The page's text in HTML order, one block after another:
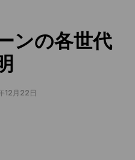
ンの各世代
12月22日